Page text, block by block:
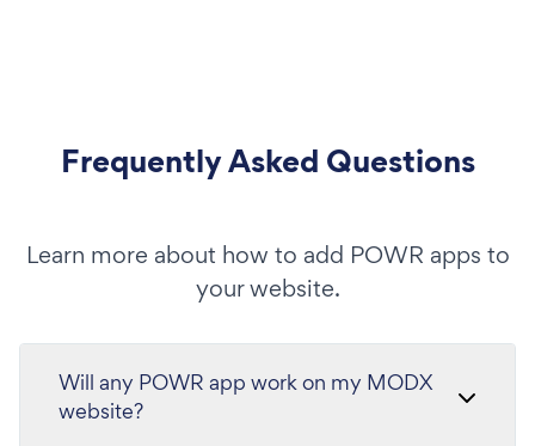
Frequently Asked Questions
Learn more about how to add POWR apps to
your website.
Will any POWR app work on my MODX
website?